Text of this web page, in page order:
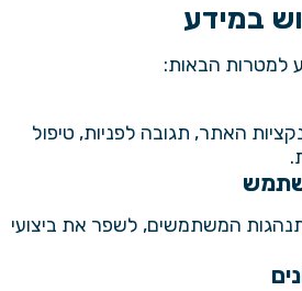
למטרות הבאות:
האתר, תגובה לפניות, טיפול
המשתמשים, לשפר את ביצועי